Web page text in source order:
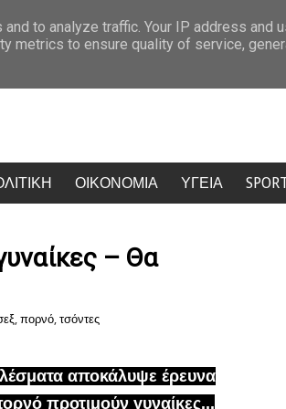
Πέρι έκαναν την Ψαρρού να σταματήσει να
ΟΙΚΟΝΟΜΙΑ ΥΓΕΙΑ
– Θα
, πορνό, τσόντες
αποκάλυψε έρευνα
προτιμούν γυναίκες...
to analyze traffic. Your IP address and
metrics to ensure quality of service,